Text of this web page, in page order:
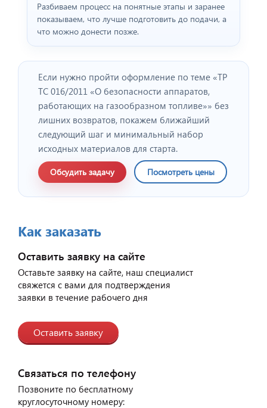
Разбиваем процесс на понятные этапы и заранее
показываем, что лучше подготовить до подачи, а
что можно донести позже.
Если нужно пройти оформление по теме «ТР
ТС 016/2011 «О безопасности аппаратов,
работающих на газообразном топливе»» без
лишних возвратов, покажем ближайший
следующий шаг и минимальный набор
исходных материалов для старта.
Обсудить задачу Посмотреть цены
Как заказать
Оставить заявку на сайте
Оставьте заявку на сайте, наш специалист
свяжется с вами для подтверждения
заявки в течение рабочего дня
Оставить заявку
Связаться по телефону
Позвоните по бесплатному
круглосуточному номеру: